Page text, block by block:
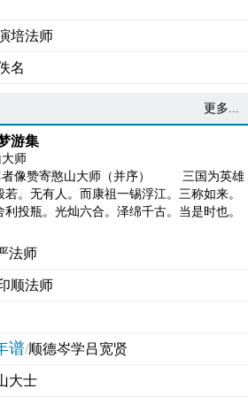
培法师
名
更多...
游集
师
者像赞寄憨山大师（并序） 三国为英雄
若。无有人。而康祖一锡浮江。三称如来。
利投瓶。光灿六合。泽绵千古。当是时也。
法师
顺法师
谱/顺德岑学吕宽贤
大士